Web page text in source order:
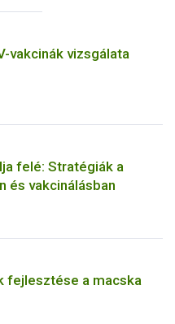
vakcinák vizsgálata
felé: Stratégiák a
és vakcinálásban
fejlesztése a macska